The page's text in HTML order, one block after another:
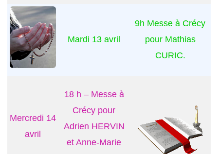
Mardi 13 avril
9h Messe à Crécy
pour Mathias
CURIC.
Mercredi 14
avril
18 h – Messe à
Crécy pour
Adrien HERVIN
et Anne-Marie